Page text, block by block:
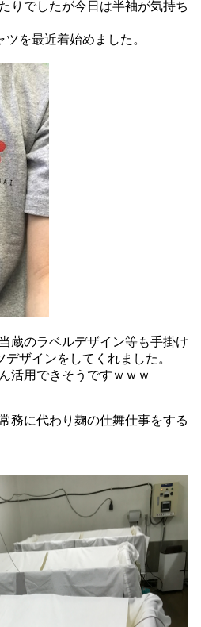
りでしたが今日は半袖が気持ち
を最近着始めました。
蔵のラベルデザイン等も手掛け
ザインをしてくれました。
活用できそうですｗｗｗ
務に代わり麹の仕舞仕事をする